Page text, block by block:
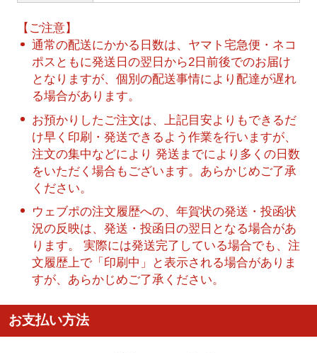
【ご注意】
通常の配送にかかる日数は、ヤマト宅急便・ネコ
ポスともに発送日の翌日から2日前後でのお届け
となりますが、個別の配送事情により配達が遅れ
る場合があります。
お預かりしたご注文は、上記目安よりもできるだ
け早く印刷・発送できるよう作業を行いますが、
注文の集中などにより 発送までにより多くの日数
をいただく場合もございます。あらかじめご了承
ください。
ウェブポの注文履歴への、年賀状の発送・投函状
況の反映は、発送・投函日の翌日となる場合があ
ります。 実際には発送完了している場合でも、注
文履歴上で「印刷中」と表示される場合がありま
すが、あらかじめご了承ください。
お支払い方法